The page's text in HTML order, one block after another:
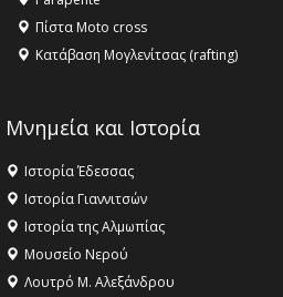
Πίστα Moto cross
Κατάβαση Μογλενίτσας (rafting)
Μνημεία και Ιστορία
Ιστορία Έδεσσας
Ιστορία Γιαννιτσών
Ιστορία της Αλμωπίας
Μουσείο Νερού
Λουτρό Μ. Αλεξάνδρου